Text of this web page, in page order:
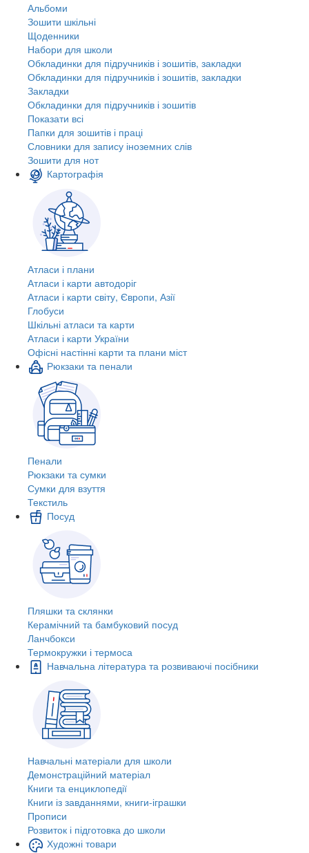
Альбоми
Зошити шкільні
Щоденники
Набори для школи
Обкладинки для підручників і зошитів, закладки
Обкладинки для підручників і зошитів, закладки
Закладки
Обкладинки для підручників і зошитів
Показати всі
Папки для зошитів і праці
Словники для запису іноземних слів
Зошити для нот
Картографія
Атласи і плани
Атласи і карти автодоріг
Атласи і карти світу, Європи, Азії
Глобуси
Шкільні атласи та карти
Атласи і карти України
Офісні настінні карти та плани міст
Рюкзаки та пенали
Пенали
Рюкзаки та сумки
Сумки для взуття
Текстиль
Посуд
Пляшки та склянки
Керамічний та бамбуковий посуд
Ланчбокси
Термокружки і термоса
Навчальна література та розвиваючі посібники
Навчальні матеріали для школи
Демонстраційний матеріал
Книги та енциклопедії
Книги із завданнями, книги-іграшки
Прописи
Розвиток і підготовка до школи
Художні товари